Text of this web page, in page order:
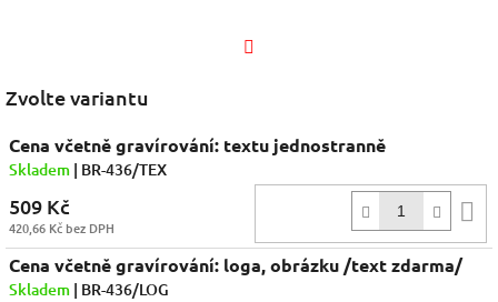
Zvolte variantu
Cena včetně gravírování: textu jednostranně
Skladem | BR-436/TEX
509 Kč
420,66 Kč bez DPH
Cena včetně gravírování: loga, obrázku /text zdarma/
Skladem | BR-436/LOG